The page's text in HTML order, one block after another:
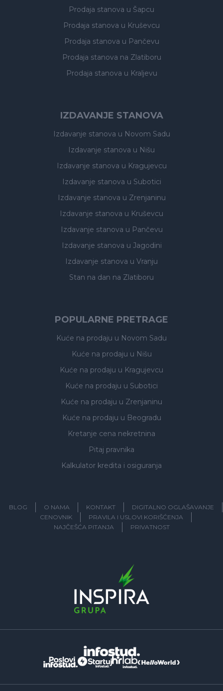
Prodaja stanova u Šapcu
Prodaja stanova u Kruševcu
Prodaja stanova u Pančevu
Prodaja stanova na Zlatiboru
Prodaja stanova u Kraljevu
IZDAVANJE STANOVA
Izdavanje stanova u Novom Sadu
Izdavanje stanova u Nišu
Izdavanje stanova u Kragujevcu
Izdavanje stanova u Subotici
Izdavanje stanova u Zrenjaninu
Izdavanje stanova u Kruševcu
Izdavanje stanova u Pančevu
Izdavanje stanova u Jagodini
Izdavanje stanova u Vranju
Stan na dan na Zlatiboru
POPULARNE PRETRAGE
Kuće na prodaju u Novom Sadu
Kuće na prodaju u Nišu
Kuće na prodaju u Kragujevcu
Kuće na prodaju u Subotici
Kuće na prodaju u Zrenjaninu
Kuće na prodaju u Beogradu
Kretanje cena nekretnina
Pitaj pravnika
Kalkulator kredita i osiguranja
BLOG O NAMA KONTAKT
DIGITALNO OGLAŠAVANJE
CENOVNIK
PRAVILA I USLOVI KORIŠĆENJA
NAJČEŠĆA PITANJA
PRIVATNOST